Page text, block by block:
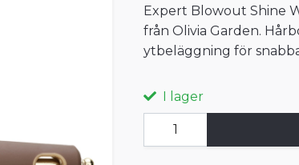
Expert Blowout Shine
från Olivia Garden.
ytbeläggning för
I lager